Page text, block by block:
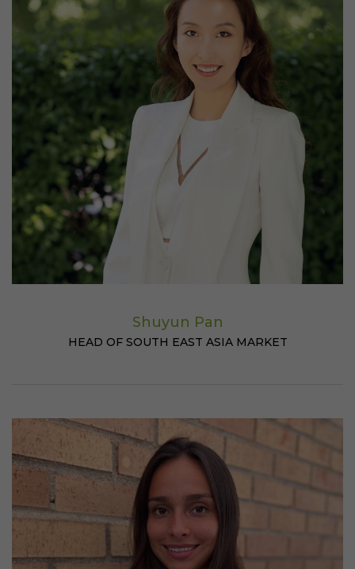
Shuyun Pan
HEAD OF SOUTH EAST ASIA MARKET